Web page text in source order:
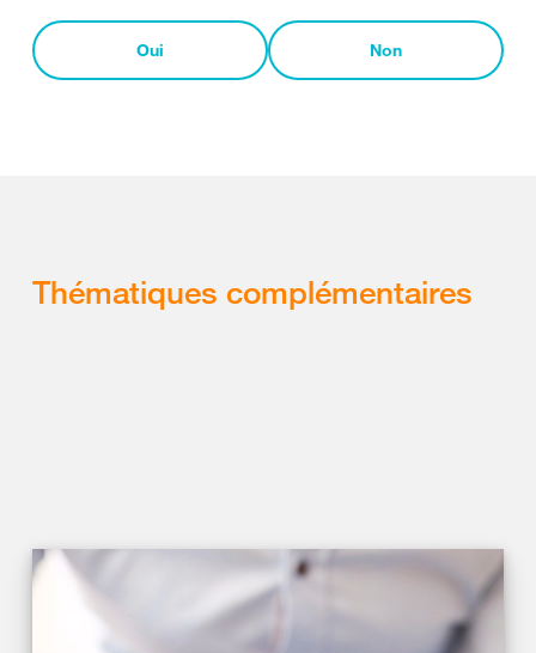
Oui Non
Thématiques complémentaires